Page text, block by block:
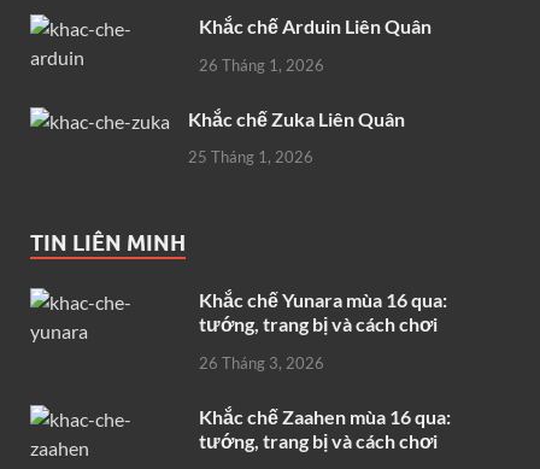
Khắc chế Arduin Liên Quân
26 Tháng 1, 2026
Khắc chế Zuka Liên Quân
25 Tháng 1, 2026
TIN LIÊN MINH
Khắc chế Yunara mùa 16 qua:
tướng, trang bị và cách chơi
26 Tháng 3, 2026
Khắc chế Zaahen mùa 16 qua:
tướng, trang bị và cách chơi